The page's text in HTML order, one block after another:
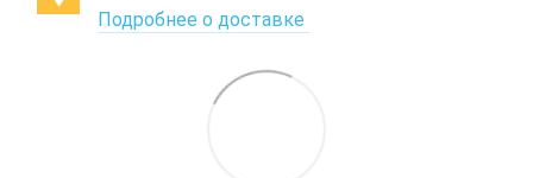
Подробнее о доставке